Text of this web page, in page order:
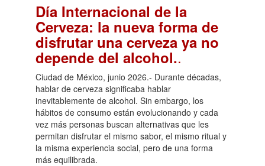
Día Internacional de la
Cerveza: la nueva forma de
disfrutar una cerveza ya no
depende del alcohol..
Ciudad de México, junio 2026.- Durante décadas,
hablar de cerveza significaba hablar
inevitablemente de alcohol. Sin embargo, los
hábitos de consumo están evolucionando y cada
vez más personas buscan alternativas que les
permitan disfrutar el mismo sabor, el mismo ritual y
la misma experiencia social, pero de una forma
más equilibrada.